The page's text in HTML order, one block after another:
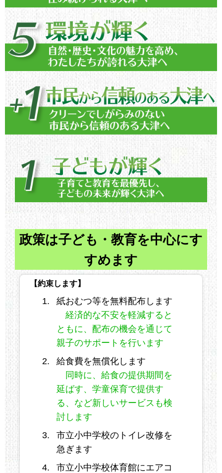
政策は子ども・教育を中心にす
すめます
【約束します】
紙おむつ等を無料配布します
経済的な不安を軽減すると
ともに、配布の機会を通じて
親子のサポートを行います
給食費を無償化します
同時に、給食の提供期間を
延ばす、学童保育で提供す
る、など新しいサービスも検
討します
市立小中学校のトイレ改修を
急ぎます
市立小中学校体育館にエアコ